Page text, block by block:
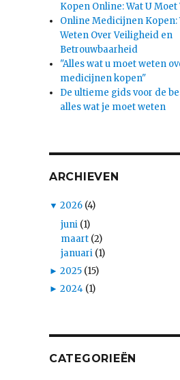
Kopen Online: Wat U Moet
Online Medicijnen Kopen:
Weten Over Veiligheid en
Betrouwbaarheid
"Alles wat u moet weten
medicijnen kopen"
De ultieme gids voor de
alles wat je moet weten
ARCHIEVEN
▼ 2026 (4)
juni (1)
maart (2)
januari (1)
► 2025 (15)
► 2024 (1)
CATEGORIEËN